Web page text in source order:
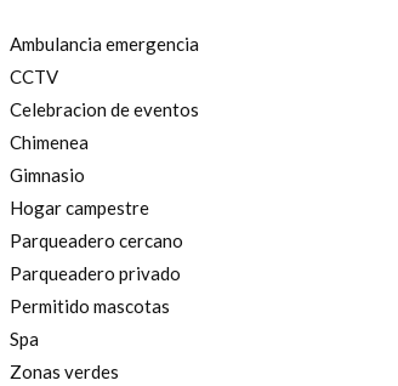
Ambulancia emergencia
CCTV
Celebracion de eventos
Chimenea
Gimnasio
Hogar campestre
Parqueadero cercano
Parqueadero privado
Permitido mascotas
Spa
Zonas verdes